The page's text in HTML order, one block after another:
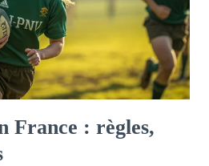
France : règles,